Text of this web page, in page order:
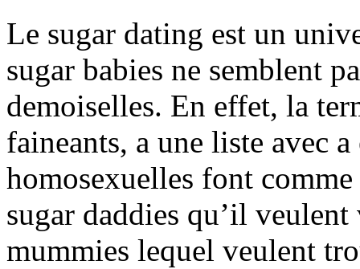
Le sugar dating est un
sugar babies ne semblent
demoiselles. En effet, la
faineants, a une liste avec
homosexuelles font
sugar daddies qu’il
mummies lequel veulent